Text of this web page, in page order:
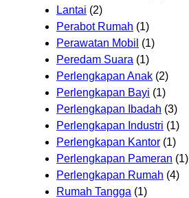
Lantai (2)
Perabot Rumah (1)
Perawatan Mobil (1)
Peredam Suara (1)
Perlengkapan Anak (2)
Perlengkapan Bayi (1)
Perlengkapan Ibadah (3)
Perlengkapan Industri (1)
Perlengkapan Kantor (1)
Perlengkapan Pameran (1)
Perlengkapan Rumah (4)
Rumah Tangga (1)